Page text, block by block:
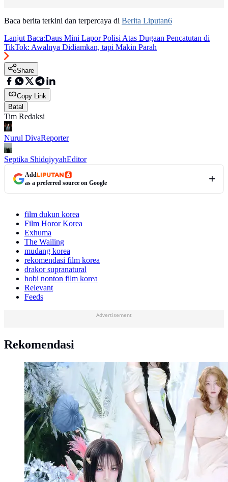
Baca berita terkini dan terpercaya di Berita Liputan6
Lanjut Baca:Daus Mini Lapor Polisi Atas Dugaan Pencatutan di
TikTok: Awalnya Didiamkan, tapi Makin Parah
Share
Copy Link
Batal
Tim Redaksi
Nurul DivaReporter
Septika ShidqiyyahEditor
Add
as a preferred source on Google
film dukun korea
Film Horor Korea
Exhuma
The Wailing
mudang korea
rekomendasi film korea
drakor supranatural
hobi nonton film korea
Relevant
Feeds
Advertisement
Rekomendasi